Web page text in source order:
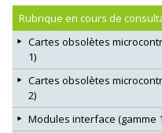
Rubrique en cours de
Cartes obsolètes
1)
Cartes obsolètes
2)
Modules interface (gamme